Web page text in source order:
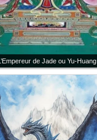
L’Empereur de Jade ou Yu-Huang